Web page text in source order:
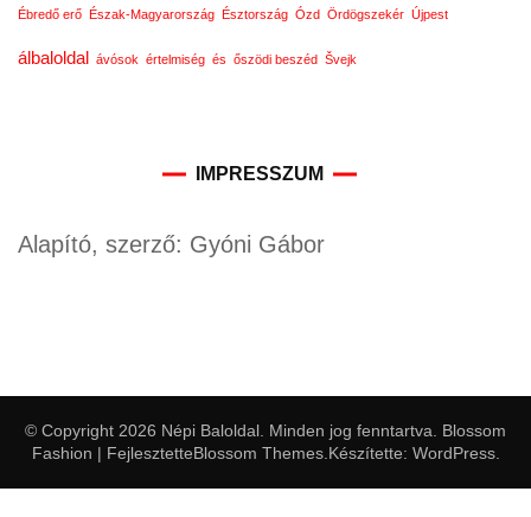
Ébredő erő Észak-Magyarország Észtország Ózd Ördögszekér Újpest
álbaloldal ávósok értelmiség és őszödi beszéd Švejk
IMPRESSZUM
Alapító, szerző: Gyóni Gábor
© Copyright 2026 Népi Baloldal . Minden jog fenntartva.
Blossom
Fashion | FejlesztetteBlossom Themes.Készítette: WordPress.